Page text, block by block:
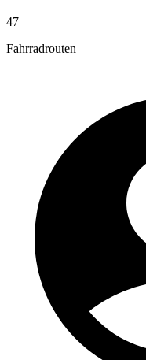
47
Fahrradrouten